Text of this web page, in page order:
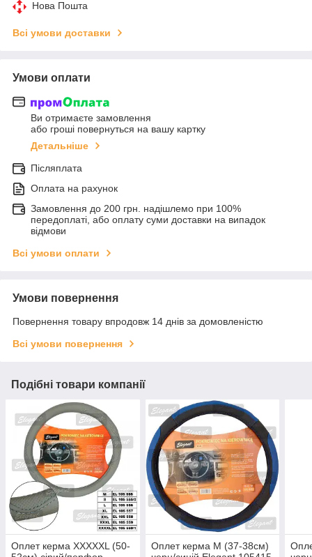
Нова Пошта
Всі умови доставки
Умови оплати
Ви отримаєте замовлення
або гроші повернуться на вашу картку
Детальніше
Післяплата
Оплата на рахунок
Замовлення до 200 грн. надішлемо при 100%
передоплаті, або оплату суми доставки на випадок
відмови
Всі умови оплати
Умови повернення
Повернення товару впродовж 14 днів за домовленістю
Всі умови повернення
Подібні товари компанії
Оплет керма XXXXXL (50-
Оплет керма M (37-38см)